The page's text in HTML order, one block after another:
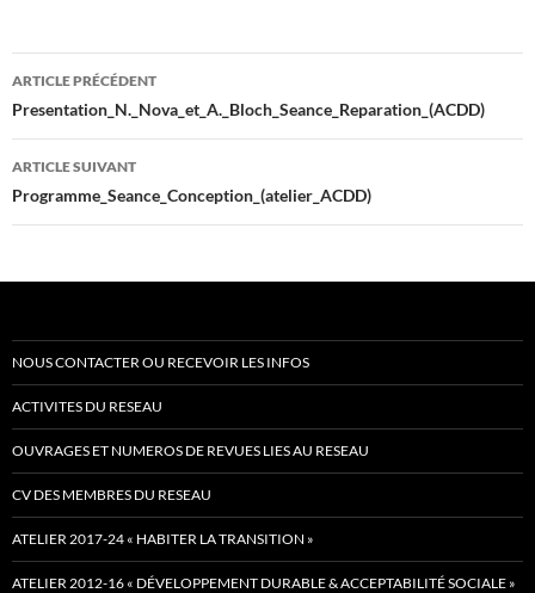
Navigation
des
articles
ARTICLE PRÉCÉDENT
Presentation_N._Nova_et_A._Bloch_Seance_Reparation_(ACDD)
ARTICLE SUIVANT
Programme_Seance_Conception_(atelier_ACDD)
NOUS CONTACTER OU RECEVOIR LES INFOS
ACTIVITES DU RESEAU
OUVRAGES ET NUMEROS DE REVUES LIES AU RESEAU
CV DES MEMBRES DU RESEAU
ATELIER 2017-24 « HABITER LA TRANSITION »
ATELIER 2012-16 « DÉVELOPPEMENT DURABLE & ACCEPTABILITÉ SOCIALE »